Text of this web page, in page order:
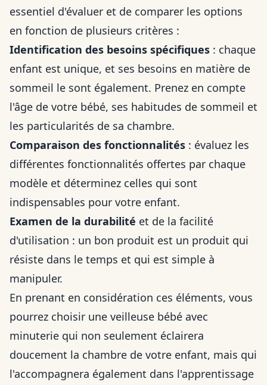
essentiel d'évaluer et de comparer les options
en fonction de plusieurs critères :
Identification des besoins spécifiques : chaque
enfant est unique, et ses besoins en matière de
sommeil le sont également. Prenez en compte
l'âge de votre bébé, ses habitudes de sommeil et
les particularités de sa chambre.
Comparaison des fonctionnalités : évaluez les
différentes fonctionnalités offertes par chaque
modèle et déterminez celles qui sont
indispensables pour votre enfant.
Examen de la durabilité et de la facilité
d'utilisation : un bon produit est un produit qui
résiste dans le temps et qui est simple à
manipuler.
En prenant en considération ces éléments, vous
pourrez choisir une veilleuse bébé avec
minuterie qui non seulement éclairera
doucement la chambre de votre enfant, mais qui
l'accompagnera également dans l'apprentissage